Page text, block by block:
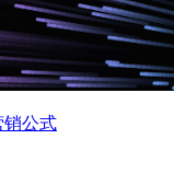
销公式